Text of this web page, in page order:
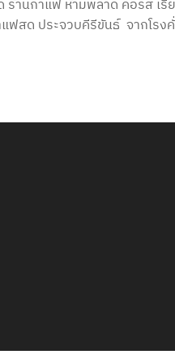
านกาแฟ ห้ามพลาด คอร์ส เ
ฟสด ประจวบคีรีขันธ์ จากโร